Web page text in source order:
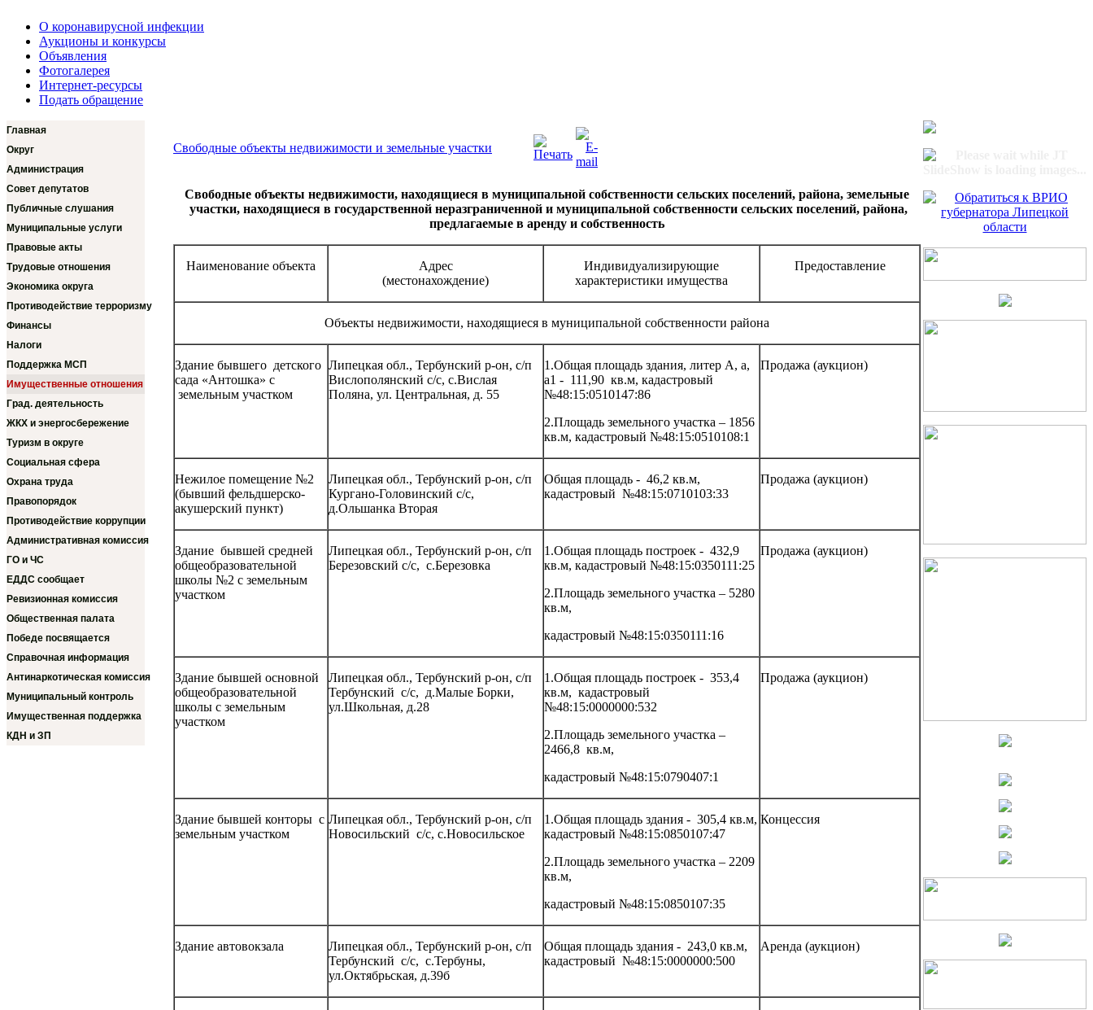
О коронавирусной инфекции
Аукционы и конкурсы
Объявления
Фотогалерея
Интернет-ресурсы
Подать обращение
Главная
Округ
Администрация
Совет депутатов
Публичные слушания
Муниципальные услуги
Правовые акты
Трудовые отношения
Экономика округа
Противодействие терроризму
Финансы
Налоги
Поддержка МСП
Имущественные отношения
Град. деятельность
ЖКХ и энергосбережение
Туризм в округе
Социальная сфера
Охрана труда
Правопорядок
Противодействие коррупции
Административная комиссия
ГО и ЧС
ЕДДС сообщает
Ревизионная комиссия
Общественная палата
Победе посвящается
Справочная информация
Антинаркотическая комиссия
Муниципальный контроль
Имущественная поддержка
КДН и ЗП
Свободные объекты недвижимости и земельные участки
Свободные объекты недвижимости, находящиеся в муниципальной собственности сельских поселений, района, земельные
участки, находящиеся в государственной неразграниченной и муниципальной собственности сельских поселений, района,
предлагаемые в аренду и собственность
Наименование объекта
Адрес
(местонахождение)
Индивидуализирующие
характеристики имущества
Предоставление
Объекты недвижимости, находящиеся в муниципальной собственности района
Здание бывшего детского
сада «Антошка» с
земельным участком
Липецкая обл., Тербунский р-он, с/п
Вислополянский с/с, с.Вислая
Поляна, ул. Центральная, д. 55
1.Общая площадь здания, литер А, а,
а1 - 111,90 кв.м, кадастровый
№48:15:0510147:86
2.Площадь земельного участка – 1856
кв.м, кадастровый №48:15:0510108:1
Продажа (аукцион)
Нежилое помещение №2
(бывший фельдшерско-
акушерский пункт)
Липецкая обл., Тербунский р-он, с/п
Кургано-Головинский с/с,
д.Ольшанка Вторая
Общая площадь - 46,2 кв.м,
кадастровый №48:15:0710103:33
Продажа (аукцион)
Здание бывшей средней
общеобразовательной
школы №2 с земельным
участком
Липецкая обл., Тербунский р-он, с/п
Березовский с/с, с.Березовка
1.Общая площадь построек - 432,9
кв.м, кадастровый №48:15:0350111:25
2.Площадь земельного участка – 5280
кв.м,
кадастровый №48:15:0350111:16
Продажа (аукцион)
Здание бывшей основной
общеобразовательной
школы с земельным
участком
Липецкая обл., Тербунский р-он, с/п
Тербунский с/с, д.Малые Борки,
ул.Школьная, д.28
1.Общая площадь построек - 353,4
кв.м, кадастровый
№48:15:0000000:532
2.Площадь земельного участка –
2466,8 кв.м,
кадастровый №48:15:0790407:1
Продажа (аукцион)
Здание бывшей конторы с
земельным участком
Липецкая обл., Тербунский р-он, с/п
Новосильский с/с, с.Новосильское
1.Общая площадь здания - 305,4 кв.м,
кадастровый №48:15:0850107:47
2.Площадь земельного участка – 2209
кв.м,
кадастровый №48:15:0850107:35
Концессия
Здание автовокзала
Липецкая обл., Тербунский р-он, с/п
Тербунский с/с, с.Тербуны,
ул.Октябрьская, д.39б
Общая площадь здания - 243,0 кв.м,
кадастровый №48:15:0000000:500
Аренда (аукцион)